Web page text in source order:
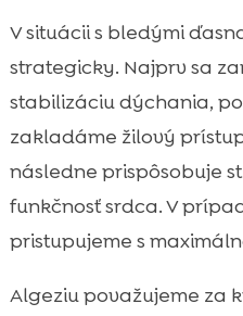
V situácii s bledými
strategicky. Najprv sa
stabilizáciu dýchania,
zakladáme žilový
následne prispôsobuje
funkčnosť srdca. V
pristupujeme s
Algeziu považujeme za